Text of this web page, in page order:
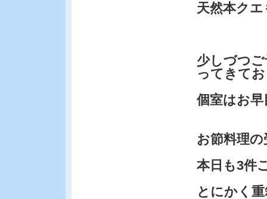
天然本ク
少しづつ
ってきて
個室はお
お節料理
本日も3件
とにかく